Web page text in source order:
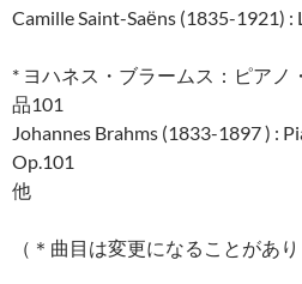
Camille Saint-Saёns (1835-1921) :
* ヨハネス・ブラームス：ピアノ
品101
Johannes Brahms (1833-1897 ) :
Op.101
他
（＊曲目は変更になることがあり